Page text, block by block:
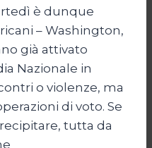
è dunque
– Washington,
già attivato
Nazionale in
o violenze, ma
di voto. Se
tutta da